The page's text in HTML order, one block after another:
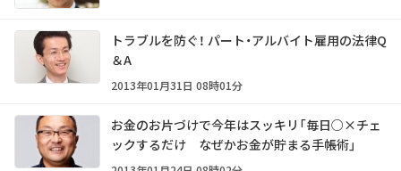
トラブルを防ぐ！ パート・アルバイト雇用の法律Q
＆A
2013年01月31日 08時01分
お金のお片づけで今年はスッキリ「毎日○×チェ
ックするだけ なぜかお金が貯まる手帳術」